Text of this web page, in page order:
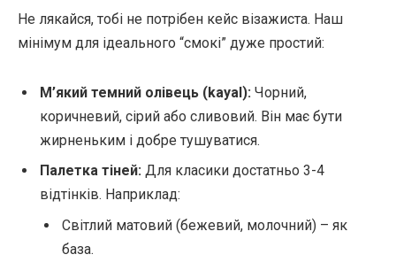
Не лякайся, тобі не потрібен кейс візажиста. Наш
мінімум для ідеального “смокі” дуже простий:
М’який темний олівець (kayal): Чорний,
коричневий, сірий або сливовий. Він має бути
жирненьким і добре тушуватися.
Палетка тіней: Для класики достатньо 3-4
відтінків. Наприклад:
Світлий матовий (бежевий, молочний) – як
база.